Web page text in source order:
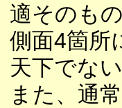
適そのもの
側面4箇所
天下でな
また、通